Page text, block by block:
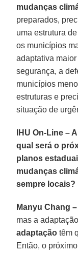
mudanças
preparados,
uma estrutura
os municípios
adaptativa
segurança, a
municípios
estruturas e
situação de
IHU On-Line –
qual será o
planos
mudanças
sempre locais?
Manyu Chang –
mas a
adaptação têm
Então, o